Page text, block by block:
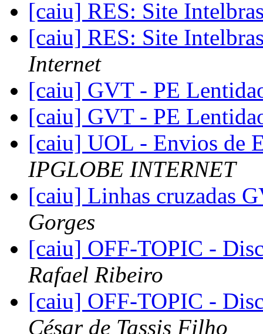
[caiu] RES: Site
[caiu] RES: Site
Internet
[caiu] GVT - PE
[caiu] GVT - PE
[caiu] UOL - Envios de
IPGLOBE INTERNET
[caiu] Linhas cruzadas
Gorges
[caiu] OFF-TOPIC -
Rafael Ribeiro
[caiu] OFF-TOPIC -
César de Tassis Filho